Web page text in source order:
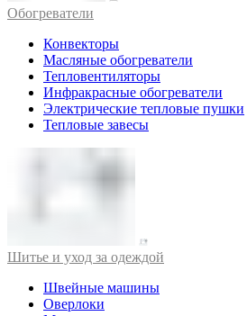
Обогреватели
Конвекторы
Масляные обогреватели
Тепловентиляторы
Инфракрасные обогреватели
Электрические тепловые пушки
Тепловые завесы
Шитье и уход за одеждой
Швейные машины
Оверлоки